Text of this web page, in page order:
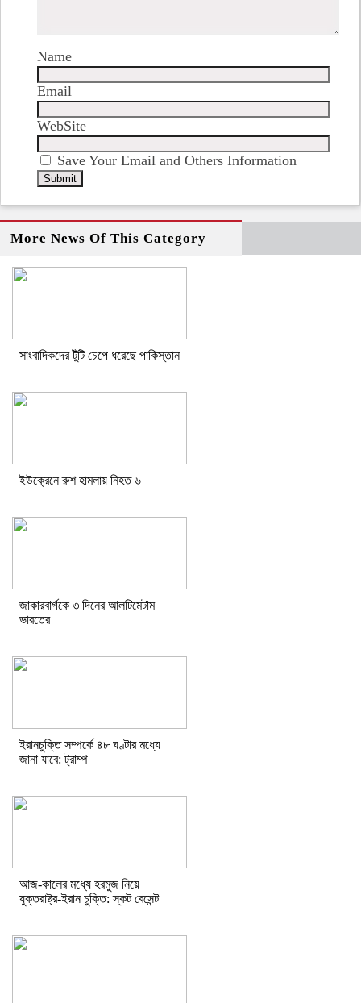
Name
Email
WebSite
Save Your Email and Others Information
More News Of This Category
সাংবাদিকদের টুঁটি চেপে ধরেছে পাকিস্তান
ইউক্রেনে রুশ হামলায় নিহত ৬
জাকারবার্গকে ৩ দিনের আলটিমেটাম
ভারতের
ইরানচুক্তি সম্পর্কে ৪৮ ঘণ্টার মধ্যে
জানা যাবে: ট্রাম্প
আজ-কালের মধ্যে হরমুজ নিয়ে
যুক্তরাষ্ট্র-ইরান চুক্তি: স্কট বেসেন্ট